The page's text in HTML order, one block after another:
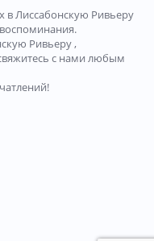
Лиссабонскую Ривьеру
Ривьеру ,
с нами любым